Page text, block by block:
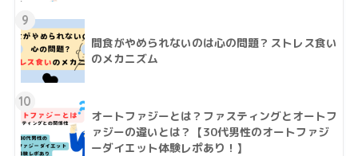
9
間食がやめられないのは心の問題？ストレス食い
のメカニズム
10
オートファジーとは？ファスティングとオートフ
ァジーの違いとは？【30代男性のオートファジ
ーダイエット体験レポあり！】